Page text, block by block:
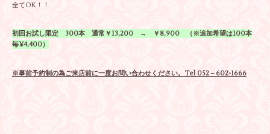
全てOK！！
初回お試し限定 300本 通常￥13,200 → ￥8,900 （※追加希望は100本
毎¥4,400）
※事前予約制の為ご来店前に一度お問い合わせください。Tel 052－602-1666